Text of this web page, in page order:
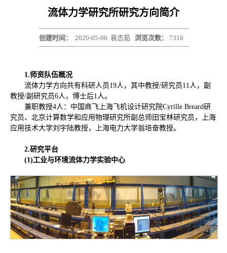
流体力学研究所研究方向简介
创建时间： 2020-05-06 裴志茹 浏览次数： 7316
1.师资队伍概况
流体力学方向共有科研人员19人，其中教授/研究员11人，副
教授/副研究员6人，博士后1人。
兼职教授4人：中国商飞上海飞机设计研究院Cyrille Breard研
究员、北京计算数学和应用物理研究所副总师田宝林研究员，上海
应用技术大学刘宇陆教授，上海电力大学翁培奋教授。
2.研究平台
(1)工业与环境流体力学实验中心